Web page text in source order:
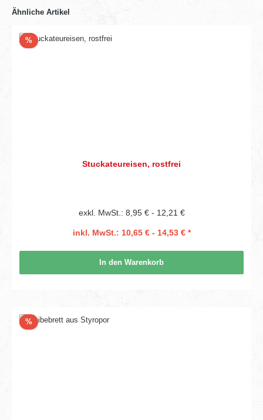
Ähnliche Artikel
%Rabatt
Stuckateureisen, rostfrei
exkl. MwSt.: 8,95 € - 12,21 €
inkl. MwSt.: 10,65 € - 14,53 € *
In den Warenkorb
%Rabatt